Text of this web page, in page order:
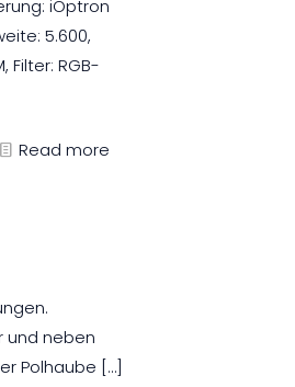
iOptron
5.600,
Filter: RGB-
Read more
und neben
Polhaube […]